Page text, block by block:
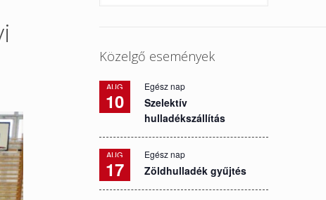
Közelgő események
AUG
10
Egész nap
Szelektív
hulladékszállítás
AUG
17
Egész nap
Zöldhulladék gyűjtés